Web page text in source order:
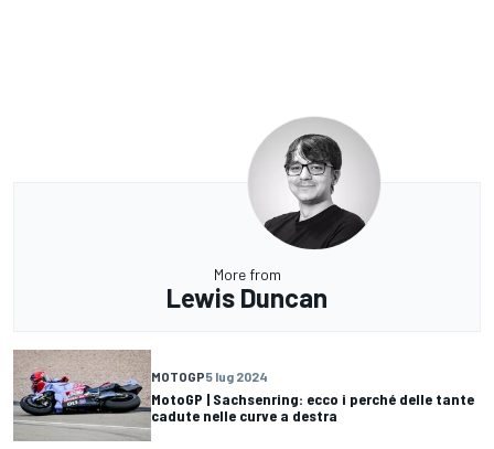
More from
Lewis Duncan
MOTOGP5 lug 2024
MotoGP | Sachsenring: ecco i perché delle tante
cadute nelle curve a destra